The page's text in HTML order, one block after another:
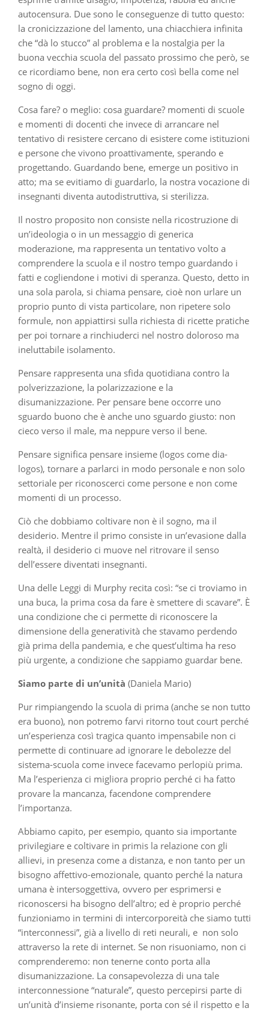
autocensura. Due sono le conseguenze di tutto questo:
la cronicizzazione del lamento, una chiacchiera infinita
che “dà lo stucco” al problema e la nostalgia per la
buona vecchia scuola del passato prossimo che però, se
ce ricordiamo bene, non era certo così bella come nel
sogno di oggi.
Cosa fare? o meglio: cosa guardare? momenti di scuole
e momenti di docenti che invece di arrancare nel
tentativo di resistere cercano di esistere come istituzioni
e persone che vivono proattivamente, sperando e
progettando. Guardando bene, emerge un positivo in
atto; ma se evitiamo di guardarlo, la nostra vocazione di
insegnanti diventa autodistruttiva, si sterilizza.
Il nostro proposito non consiste nella ricostruzione di
un’ideologia o in un messaggio di generica
moderazione, ma rappresenta un tentativo volto a
comprendere la scuola e il nostro tempo guardando i
fatti e cogliendone i motivi di speranza. Questo, detto in
una sola parola, si chiama pensare, cioè non urlare un
proprio punto di vista particolare, non ripetere solo
formule, non appiattirsi sulla richiesta di ricette pratiche
per poi tornare a rinchiuderci nel nostro doloroso ma
ineluttabile isolamento.
Pensare rappresenta una sfida quotidiana contro la
polverizzazione, la polarizzazione e la
disumanizzazione. Per pensare bene occorre uno
sguardo buono che è anche uno sguardo giusto: non
cieco verso il male, ma neppure verso il bene.
Pensare significa pensare insieme (logos come dia-
logos), tornare a parlarci in modo personale e non solo
settoriale per riconoscerci come persone e non come
momenti di un processo.
Ciò che dobbiamo coltivare non è il sogno, ma il
desiderio. Mentre il primo consiste in un’evasione dalla
realtà, il desiderio ci muove nel ritrovare il senso
dell’essere diventati insegnanti.
Una delle Leggi di Murphy recita così: “se ci troviamo in
una buca, la prima cosa da fare è smettere di scavare”. È
una condizione che ci permette di riconoscere la
dimensione della generatività che stavamo perdendo
già prima della pandemia, e che quest’ultima ha reso
più urgente, a condizione che sappiamo guardar bene.
Siamo parte di un’unità (Daniela Mario)
Pur rimpiangendo la scuola di prima (anche se non tutto
era buono), non potremo farvi ritorno tout court perché
un’esperienza così tragica quanto impensabile non ci
permette di continuare ad ignorare le debolezze del
sistema-scuola come invece facevamo perlopiù prima.
Ma l’esperienza ci migliora proprio perché ci ha fatto
provare la mancanza, facendone comprendere
l’importanza.
Abbiamo capito, per esempio, quanto sia importante
privilegiare e coltivare in primis la relazione con gli
allievi, in presenza come a distanza, e non tanto per un
bisogno affettivo-emozionale, quanto perché la natura
umana è intersoggettiva, ovvero per esprimersi e
riconoscersi ha bisogno dell’altro; ed è proprio perché
funzioniamo in termini di intercorporeità che siamo tutti
“interconnessi”, già a livello di reti neurali, e non solo
attraverso la rete di internet. Se non risuoniamo, non ci
comprenderemo: non tenerne conto porta alla
disumanizzazione. La consapevolezza di una tale
interconnessione “naturale”, questo percepirsi parte di
un’unità d’insieme risonante, porta con sé il rispetto e la